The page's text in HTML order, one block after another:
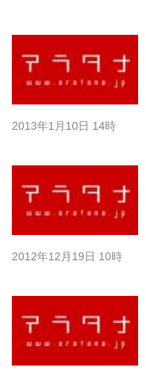
2013年1月10日 14時
2012年12月19日 10時